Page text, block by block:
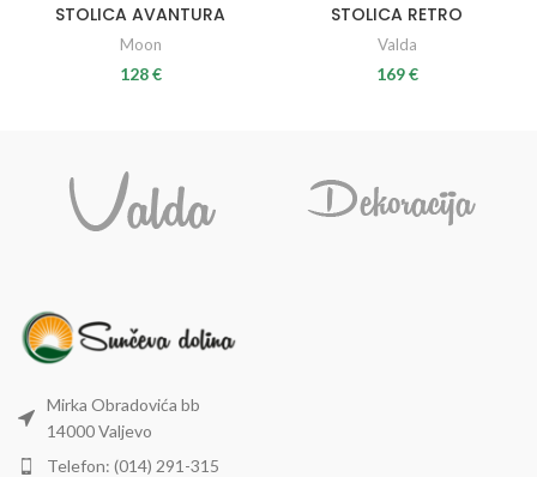
STOLICA AVANTURA
Moon
128€
STOLICA RETRO
Valda
169€
Mirka Obradovića bb
14000 Valjevo
Telefon: (014) 291-315